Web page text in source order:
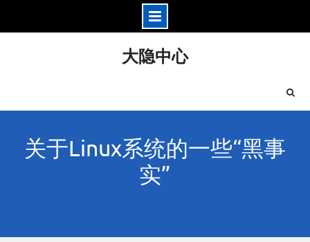
大隐中心
关于Linux系统的一些“黑事
实”